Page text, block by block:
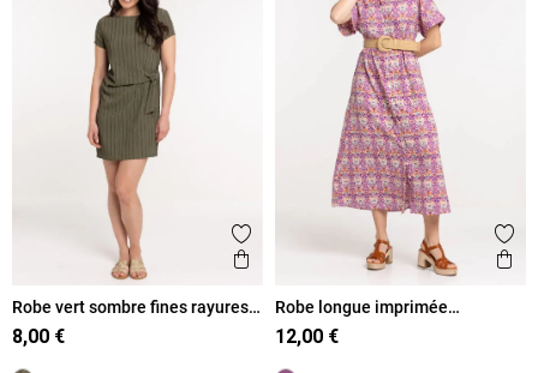
Ajouter aux favoris
Aperçu rapide
Robe vert sombre fines rayures
femme
8,00 €
Robe longue imprimée
boutonnée femme
12,00 €